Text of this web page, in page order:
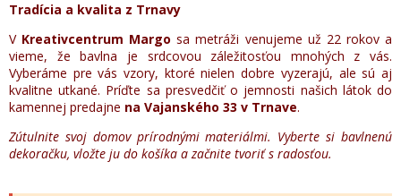
Tradícia a kvalita z Trnavy
V Kreativcentrum Margo sa metráži venujeme už 22 rokov a
vieme, že bavlna je srdcovou záležitosťou mnohých z vás.
Vyberáme pre vás vzory, ktoré nielen dobre vyzerajú, ale sú aj
kvalitne utkané. Príďte sa presvedčiť o jemnosti našich látok do
kamennej predajne na Vajanského 33 v Trnave.
Zútulnite svoj domov prírodnými materiálmi. Vyberte si bavlnenú
dekoračku, vložte ju do košíka a začnite tvoriť s radosťou.